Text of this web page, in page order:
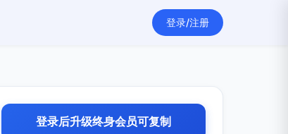
登录/注册
登录后升级终身会员可复制